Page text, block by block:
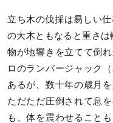
立ち木の伐採は易しい
の大木ともなると重さ
物が地響きを立てて倒
ロのランバージャック
あるが、数十年の歳月
ただただ圧倒されて息
も、体を震わせること